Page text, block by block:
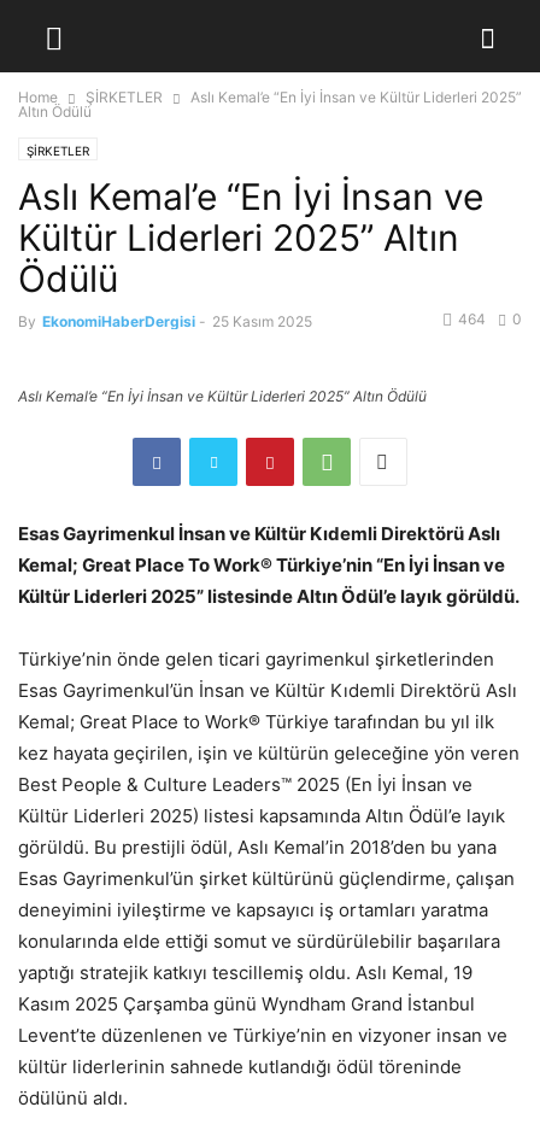
Home ŞİRKETLER
Aslı Kemal’e “En İyi İnsan ve Kültür Liderleri 2025”
Altın Ödülü
ŞİRKETLER
Aslı Kemal’e “En İyi İnsan ve
Kültür Liderleri 2025” Altın
Ödülü
By EkonomiHaberDergisi - 25 Kasım 2025 0
464
Aslı Kemal’e “En İyi İnsan ve Kültür Liderleri 2025” Altın Ödülü
Esas Gayrimenkul İnsan ve Kültür Kıdemli Direktörü Aslı
Kemal; Great Place To Work® Türkiye’nin “En İyi İnsan ve
Kültür Liderleri 2025” listesinde Altın Ödül’e layık görüldü.
Türkiye’nin önde gelen ticari gayrimenkul şirketlerinden
Esas Gayrimenkul’ün İnsan ve Kültür Kıdemli Direktörü Aslı
Kemal; Great Place to Work® Türkiye tarafından bu yıl ilk
kez hayata geçirilen, işin ve kültürün geleceğine yön veren
Best People & Culture Leaders™ 2025 (En İyi İnsan ve
Kültür Liderleri 2025) listesi kapsamında Altın Ödül’e layık
görüldü. Bu prestijli ödül, Aslı Kemal’in 2018’den bu yana
Esas Gayrimenkul’ün şirket kültürünü güçlendirme, çalışan
deneyimini iyileştirme ve kapsayıcı iş ortamları yaratma
konularında elde ettiği somut ve sürdürülebilir başarılara
yaptığı stratejik katkıyı tescillemiş oldu. Aslı Kemal, 19
Kasım 2025 Çarşamba günü Wyndham Grand İstanbul
Levent’te düzenlenen ve Türkiye’nin en vizyoner insan ve
kültür liderlerinin sahnede kutlandığı ödül töreninde
ödülünü aldı.